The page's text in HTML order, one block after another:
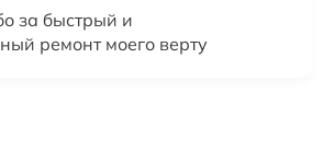
за быстрый и
ремонт моего верту